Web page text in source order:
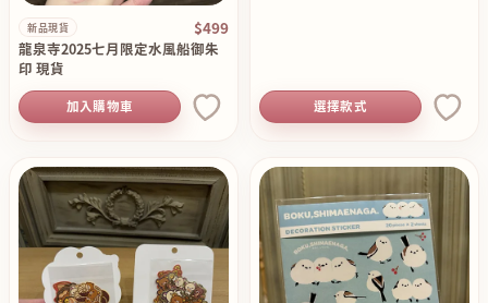
新品現貨 $499
龍泉寺2025七月限定水風船御朱
印 現貨
加入購物車 選擇款式